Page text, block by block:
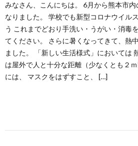
みなさん、こんにちは。 6月から熊本市
なりました。 学校でも新型コロナウイル
う これまでどおり手洗い・うがい・消毒
てください。 さらに暑くなってきて、熱
ました。 「新しい生活様式」においては
は屋外で人と十分な距離（少なくとも２
には、 マスクをはずすこと、 […]